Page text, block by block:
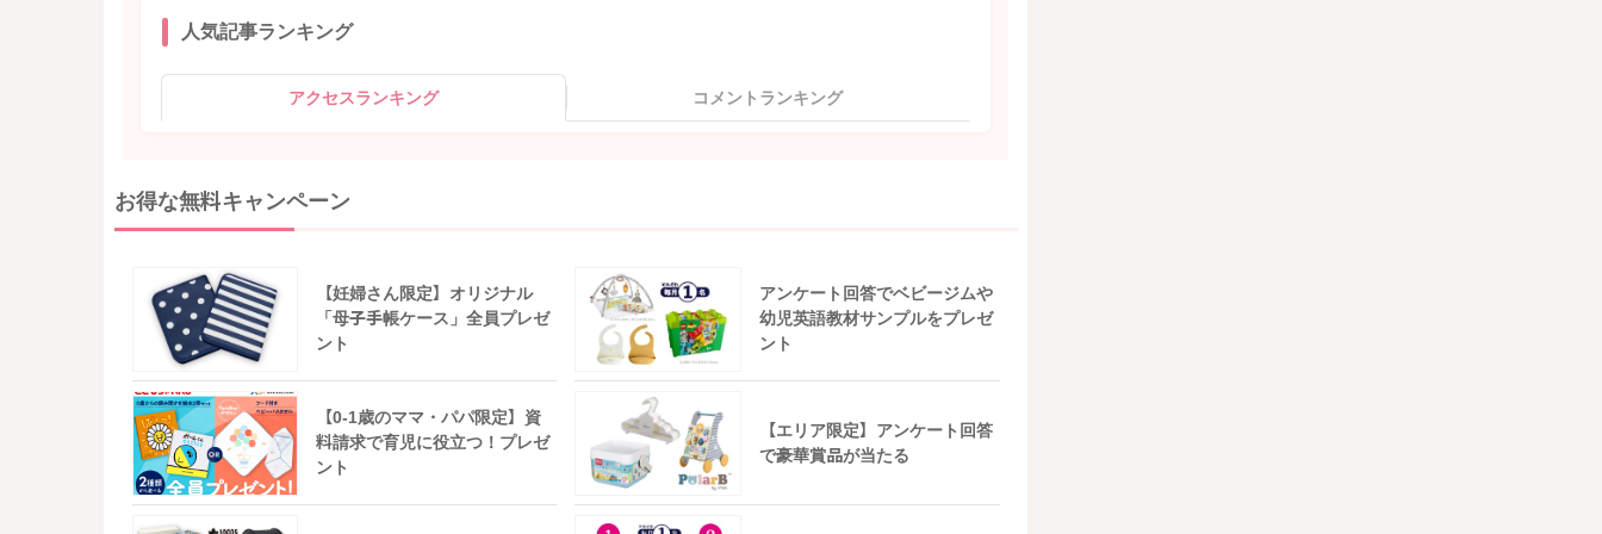
人気記事ランキング
アクセスランキング コメントランキング
お得な無料キャンペーン
【妊婦さん限定】オリジナル
「母子手帳ケース」全員プレゼ
ント
アンケート回答でベビージムや
幼児英語教材サンプルをプレゼ
ント
【0-1歳のママ・パパ限定】資
料請求で育児に役立つ！プレゼ
ント
【エリア限定】アンケート回答
で豪華賞品が当たる